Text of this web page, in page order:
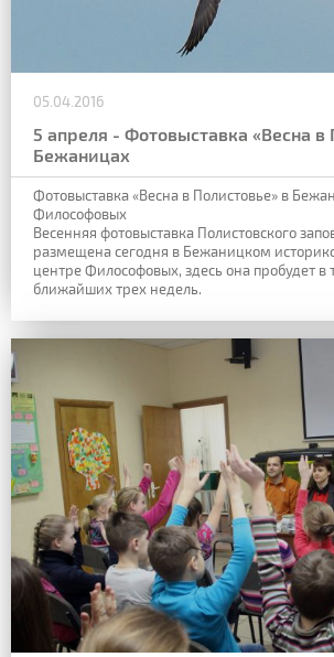
05.04.2016
5 апреля - Фотовыставка «Весна в
Бежаницах
Фотовыставка «Весна в Полистовье» в
Философовых
Весенняя фотовыставка Полистовского
размещена сегодня в Бежаницком
центре Философовых, здесь она пробудет в
ближайших трех недель.